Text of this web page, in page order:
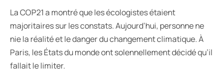
La COP21 a montré que les écologistes étaient
majoritaires sur les constats. Aujourd’hui, personne ne
nie la réalité et le danger du changement climatique. À
Paris, les États du monde ont solennellement décidé qu’il
fallait le limiter.